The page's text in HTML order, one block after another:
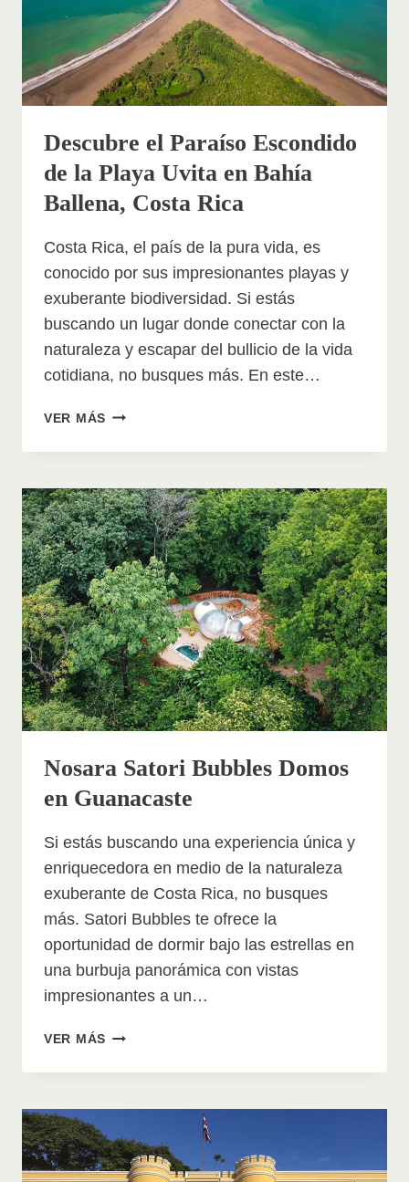
NORTE
DE
COSTA
RICA
Descubre el Paraíso Escondido
de la Playa Uvita en Bahía
Ballena, Costa Rica
Costa Rica, el país de la pura vida, es
conocido por sus impresionantes playas y
exuberante biodiversidad. Si estás
buscando un lugar donde conectar con la
naturaleza y escapar del bullicio de la vida
cotidiana, no busques más. En este…
VER MÁS DESCUBRE
PARAÍSO
DE
LA
PLAYA
UVITA
EN
BAHÍA
BALLENA,
COSTA
RICA
Nosara Satori Bubbles Domos
en Guanacaste
Si estás buscando una experiencia única y
enriquecedora en medio de la naturaleza
exuberante de Costa Rica, no busques
más. Satori Bubbles te ofrece la
oportunidad de dormir bajo las estrellas en
una burbuja panorámica con vistas
impresionantes a un…
VER MÁS NOSARA
BUBBLES
GUANACASTE